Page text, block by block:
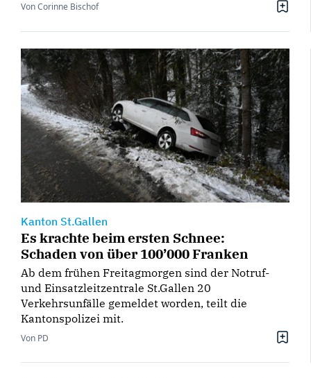
Von Corinne Bischof
Kanton St.Gallen
Es krachte beim ersten Schnee:
Schaden von über 100’000 Franken
Ab dem frühen Freitagmorgen sind der Notruf-
und Einsatzleitzentrale St.Gallen 20
Verkehrsunfälle gemeldet worden, teilt die
Kantonspolizei mit.
Von PD